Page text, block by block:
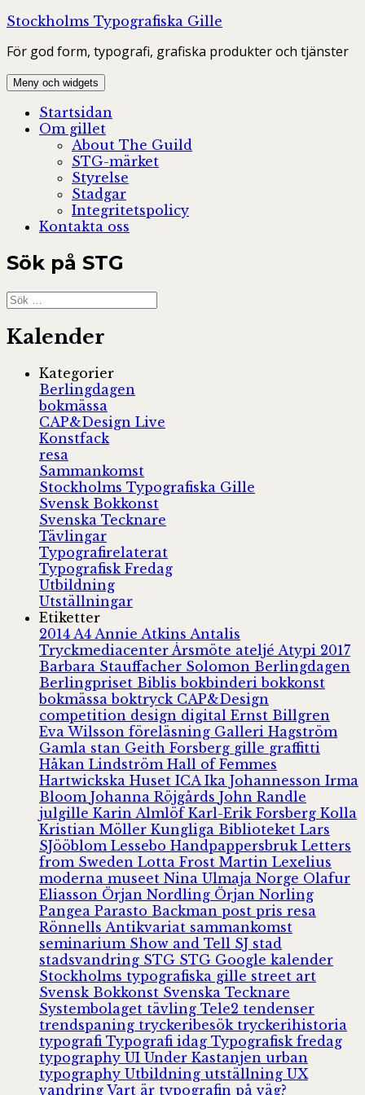
Hoppa
innehåll
Stockholms Typografiska Gille
För god form, typografi, grafiska produkter och tjänster
Meny och widgets
Startsidan
Om gillet
About The Guild
STG-märket
Styrelse
Stadgar
Integritetspolicy
Kontakta oss
Sök på STG
Sök
efter:
Kalender
Kategorier
Berlingdagen
bokmässa
CAP&Design Live
Konstfack
resa
Sammankomst
Stockholms Typografiska Gille
Svensk Bokkonst
Svenska Tecknare
Tävlingar
Typografirelaterat
Typografisk Fredag
Utbildning
Utställningar
Etiketter
2014 A4 Annie Atkins Antalis
Tryckmediacenter Årsmöte ateljé Atypi 2017
Barbara Stauffacher Solomon Berlingdagen
Berlingpriset Biblisbokbinderibokkonst
bokmässaboktryck CAP&Design
competition design digital Ernst Billgren
Eva Wilsson föreläsning Galleri Hagström
Gamla stan Geith Forsberg gille graffitti
Håkan Lindström Hall of Femmes
Hartwickska Huset ICA Ika Johannesson Irma
Bloom Johanna Röjgårds John Randle
julgille Karin Almlöf Karl-Erik Forsberg Kolla
Kristian Möller Kungliga Biblioteket Lars
SJööblom Lessebo Handpappersbruk Letters
from Sweden Lotta Frost Martin Lexelius
moderna museet Nina Ulmaja Norge Olafur
Eliasson Örjan Nordling Örjan Norling
Pangea Parasto Backman post pris resa
Rönnells Antikvariat sammankomst
seminarium Show and Tell SJ stad
stadsvandring STG STG Google kalender
Stockholms typografiska gille street art
Svensk Bokkonst Svenska Tecknare
Systembolaget tävling Tele2 tendenser
trendspaning tryckeribesök tryckerihistoria
typografi Typografi idag Typografisk fredag
typography UI Under Kastanjen urban
typography Utbildning utställning UX
vandring Vart är typografin på väg?